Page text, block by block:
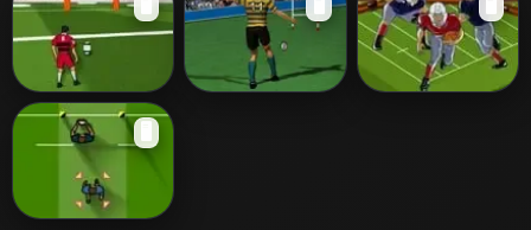
Kings of Rugby